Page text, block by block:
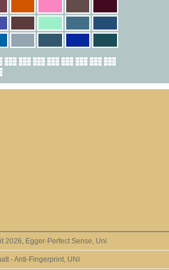
2026, Egger-Perfect Sense, Uni
- Anti-Fingerprint, UNI